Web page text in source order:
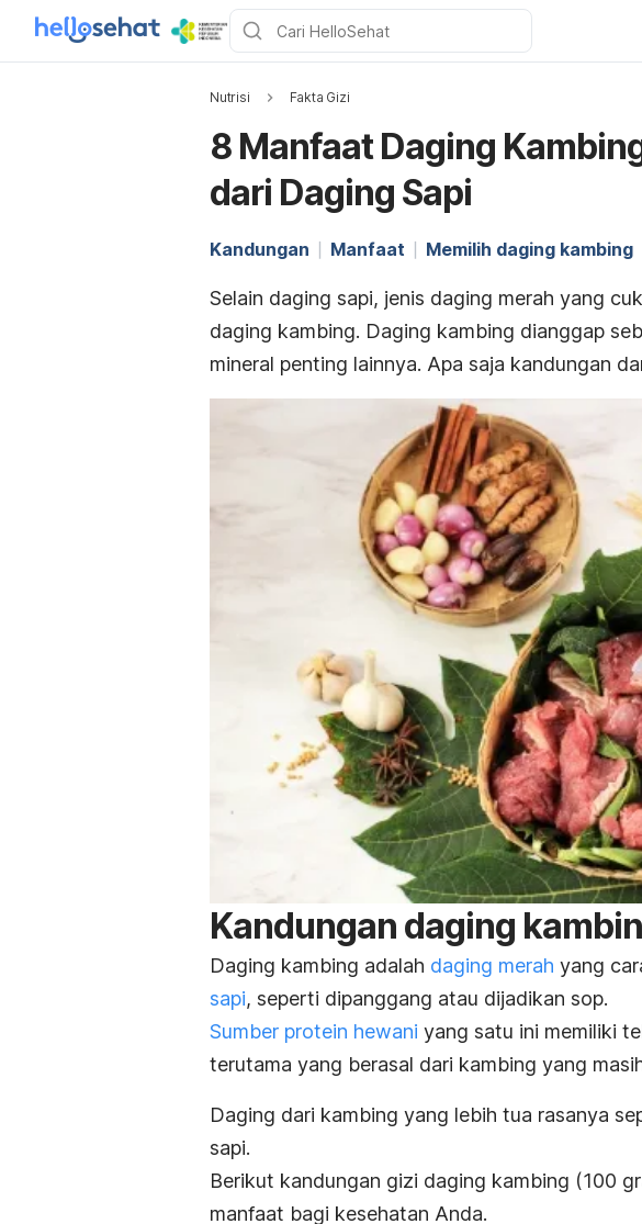
Nutrisi Fakta Gizi
8 Manfaat Daging
dari Daging Sapi
Kandungan Manfaat Memilih daging kambing
Selain daging sapi, jenis daging merah yang
daging kambing. Daging kambing dianggap
mineral penting lainnya. Apa saja kandungan
Kandungan daging
Daging kambing adalah daging merah yang
sapi, seperti dipanggang atau dijadikan sop.
Sumber protein hewani yang satu ini memiliki
terutama yang berasal dari kambing yang
Daging dari kambing yang lebih tua rasanya
sapi.
Berikut kandungan gizi daging kambing (100
manfaat bagi kesehatan Anda.